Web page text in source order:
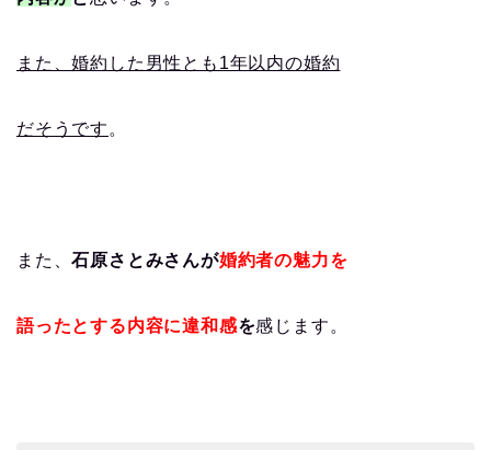
また、婚約した男性とも1年以内の婚約
だそうです 。
また、石原さとみさんが婚約者の魅力を
語ったとする内容に違和感を感じます。